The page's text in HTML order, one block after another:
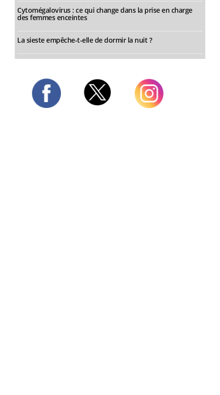
Cytomégalovirus : ce qui change dans la prise en charge
des femmes enceintes
La sieste empêche-t-elle de dormir la nuit ?